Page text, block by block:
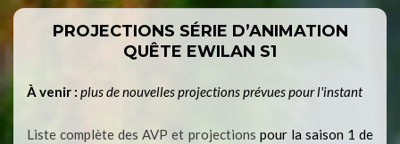
PROJECTIONS SÉRIE D’ANIMATION
QUÊTE EWILAN S1
À venir : plus de nouvelles projections prévues pour l'instant
Liste complète des AVP et projections pour la saison 1 de